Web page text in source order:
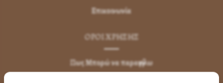
Επικοινωνία
ΌΡΟΙ ΧΡΉΣΗΣ
Πως Μπορώ να παραγγείλω